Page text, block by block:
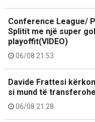
Conference League/
Splitit me një super
playoffit(VIDEO)
06/08 21:53
Davide Frattesi
si mund të
06/08 21:28